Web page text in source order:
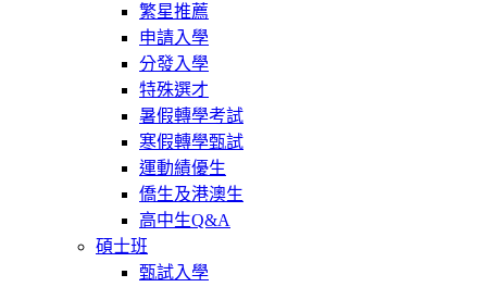
繁星推薦
申請入學
分發入學
特殊選才
暑假轉學考試
寒假轉學甄試
運動績優生
僑生及港澳生
高中生Q&A
碩士班
甄試入學